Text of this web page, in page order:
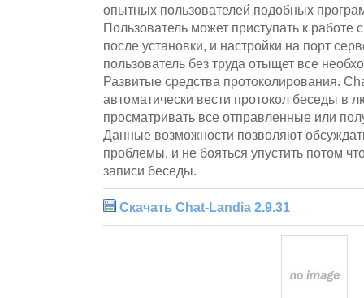
опытных пользователей подобных
Пользователь может приступать к работе
после установки, и настройки на порт
пользователь без труда отыщет все
Развитые средства протоколирования.
автоматически вести протокол беседы в
просматривать все отправленные или
Данные возможности позволяют
проблемы, и не бояться упустить потом
записи беседы.
Скачать Chat-Landia 2.9.31